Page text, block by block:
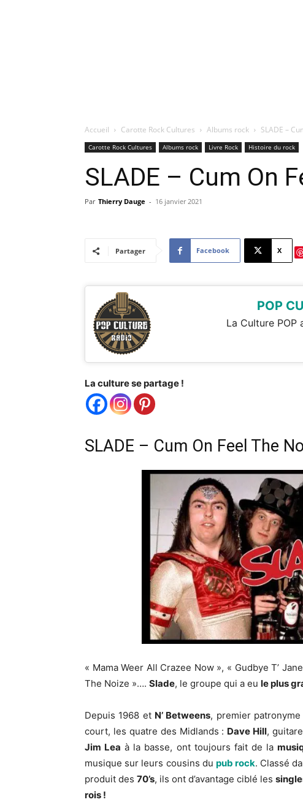
Accueil Carotte Rock Cultures Albums rock SLADE –
Carotte Rock Cultures Albums rock Livre Rock Histoire du rock
SLADE – Cum On
Par Thierry Dauge - 16 janvier 2021
Partager Facebook X
POP
La Culture POP
La culture se partage !
SLADE – Cum On Feel The
« Mama Weer All Crazee Now », « Gudbye T’
The Noize »…. Slade, le groupe qui a eu le plus
Depuis 1968 et N’ Betweens, premier
court, les quatre des Midlands : Dave Hill,
Jim Lea à la basse, ont toujours fait de la
musique sur leurs cousins du pub rock. Classé
produit des70’s, ils ont d’avantage ciblé les
rois !